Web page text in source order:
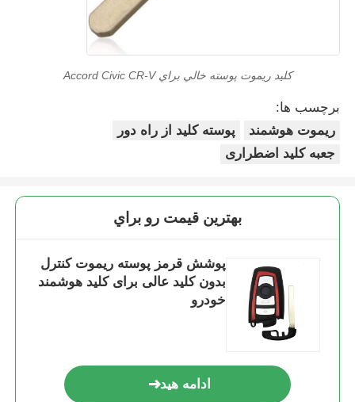
کليد ريموت پوسته خالي براي Accord Civic CR-V
برچسب ها:
ریموت هوشمند
پوسته کلید از راه دور
جعبه کلید اضطراری
بهترين قيمت رو براي
پوشش قرمز پوسته ریموت کنترل
بدون کلید عالی برای کلید هوشمند
خودرو
ادامه هید